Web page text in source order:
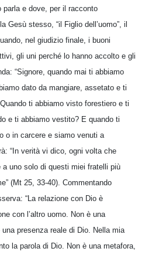
parla e dove, per il racconto
Gesù stesso, “il Figlio dell’uomo”, il
nel giudizio finale, i buoni
gli uni perché lo hanno accolto e gli
“Signore, quando mai ti abbiamo
dato da mangiare, assetato e ti
ti abbiamo visto forestiero e ti
e ti abbiamo vestito? E quando ti
o in carcere e siamo venuti a
“In verità vi dico, ogni volta che
uno solo di questi miei fratelli più
(Mt 25, 33-40). Commentando
“La relazione con Dio è
con l’altro uomo. Non è una
presenza reale di Dio. Nella mia
la parola di Dio. Non è una metafora,